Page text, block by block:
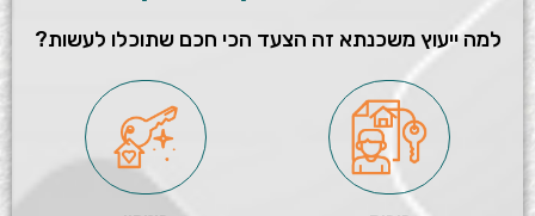
למה ייעוץ משכנתא זה הצעד הכי חכם שתוכלו לעשות?